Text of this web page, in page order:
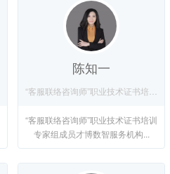
陈知一
“客服联络咨询师”职业技术证书培训
专家组成员才博数智服务机构...